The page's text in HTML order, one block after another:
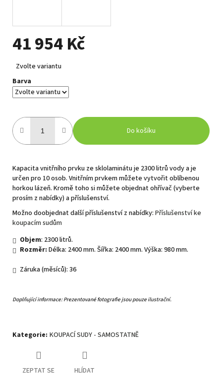
41 954 Kč
cena:
Zvolte variantu
Barva
Do košíku
Kapacita vnitřního prvku ze sklolaminátu je 2300 litrů vody a je
určen pro 10 osob. Vnitřním prvkem můžete vytvořit oblíbenou
horkou lázeň. Kromě toho si můžete objednat ohřívač (vyberte
prosím z nabídky) a příslušenství.
Možno doobjednat další příslušenství z nabídky: Příslušenství ke
koupacím sudům
Objem: 2300 litrů.
Rozměr: Délka: 2400 mm. Šířka: 2400 mm. Výška: 980 mm.
Záruka (měsíců): 36
Doplňující informace: Prezentované fotografie jsou pouze ilustrační.
Kategorie: KOUPACÍ SUDY - SAMOSTATNĚ
ZEPTAT SE HLÍDAT